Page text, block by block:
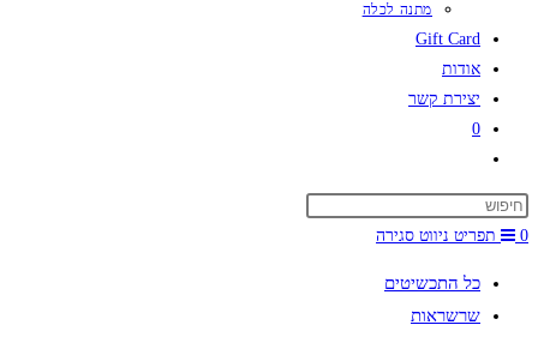
מתנה לכלה
Gift Card
אודות
יצירת קשר
0
search
0
תפריט ניווט סגירה
כל התכשיטים
שרשראות